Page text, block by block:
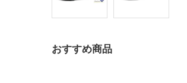
おすすめ商品